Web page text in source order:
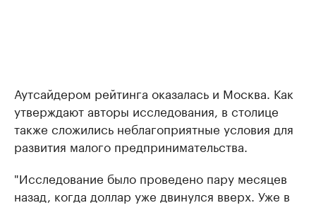
Аутсайдером рейтинга оказалась и Москва. Как
утверждают авторы исследования, в столице
также сложились неблагоприятные условия для
развития малого предпринимательства.
"Исследование было проведено пару месяцев
назад, когда доллар уже двинулся вверх. Уже в